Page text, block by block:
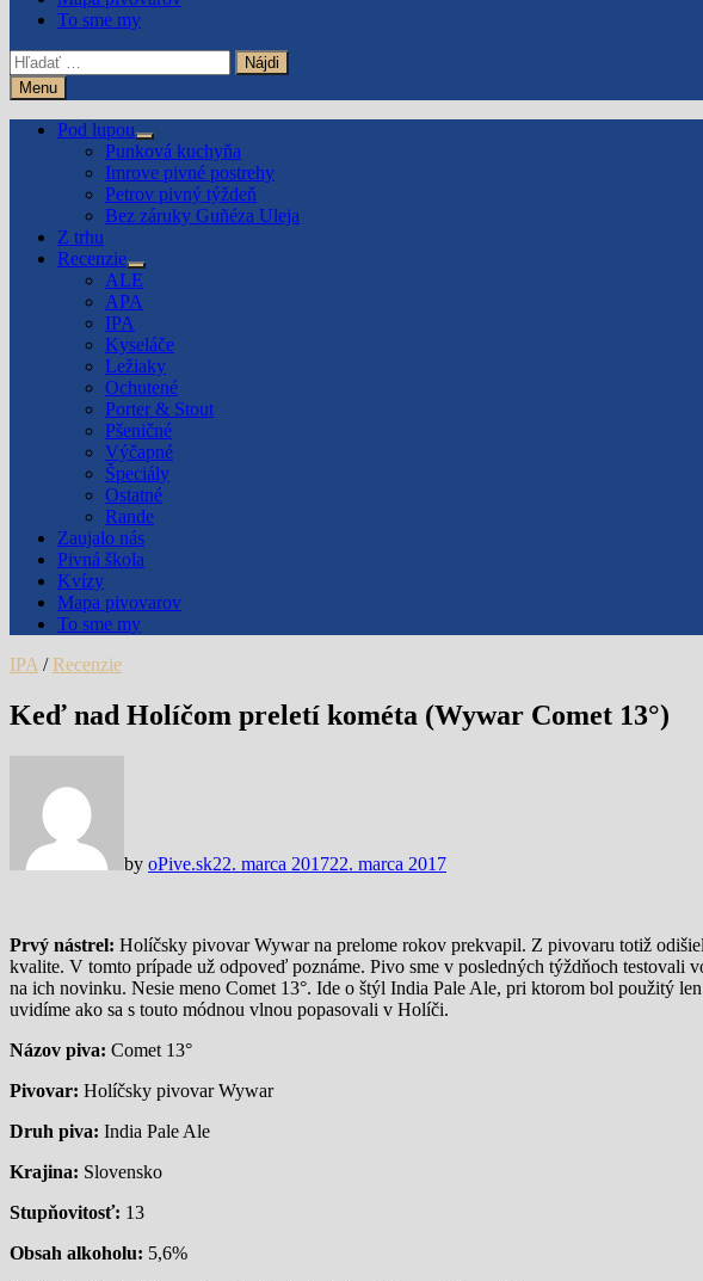
To sme my
Hľadať:
Menu
Pod lupou
Show
sub
menu
Punková kuchyňa
Imrove pivné postrehy
Petrov pivný týždeň
Bez záruky Guñéza Uleja
Z trhu
Recenzie
Show
sub
menu
ALE
APA
IPA
Kyseláče
Ležiaky
Ochutené
Porter & Stout
Pšeničné
Výčapné
Špeciály
Ostatné
Rande
Zaujalo nás
Pivná škola
Kvízy
Mapa pivovarov
To sme my
IPA / Recenzie
Keď nad Holíčom preletí kométa (Wywar Comet 13°)
by oPive.sk22. marca 201722. marca 2017
Prvý nástrel: Holíčsky pivovar Wywar na prelome rokov prekvapil. Z pivovaru totiž
kvalite. V tomto prípade už odpoveď poznáme. Pivo sme v posledných týždňoch
na ich novinku. Nesie meno Comet 13°. Ide o štýl India Pale Ale, pri ktorom bol použitý
uvidíme ako sa s touto módnou vlnou popasovali v Holíči.
Názov piva: Comet 13°
Pivovar: Holíčsky pivovar Wywar
Druh piva: India Pale Ale
Krajina: Slovensko
Stupňovitosť: 13
Obsah alkoholu: 5,6%